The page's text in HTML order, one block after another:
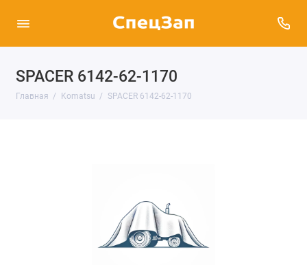
SPACER 6142-62-1170
Главная Komatsu SPACER 6142-62-1170